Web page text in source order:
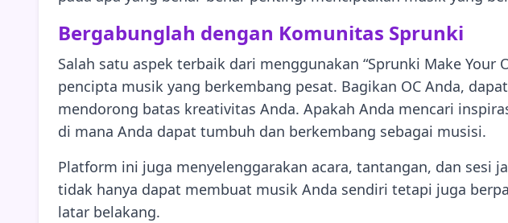
Bergabunglah dengan Komunitas Sprunki
Salah satu aspek terbaik dari menggunakan “Sprunki Make
pencipta musik yang berkembang pesat. Bagikan OC Anda,
mendorong batas kreativitas Anda. Apakah Anda mencari
di mana Anda dapat tumbuh dan berkembang sebagai musisi.
Platform ini juga menyelenggarakan acara, tantangan, dan sesi
tidak hanya dapat membuat musik Anda sendiri tetapi juga
latar belakang.